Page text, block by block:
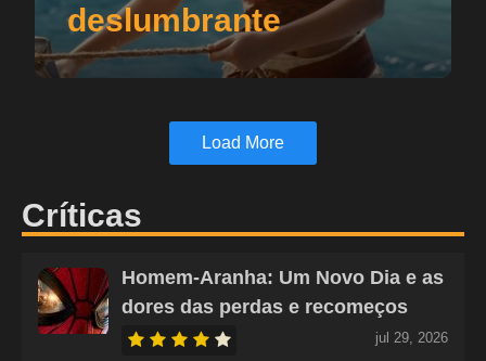
deslumbrante
Load More
Críticas
Homem-Aranha: Um Novo Dia e as
dores das perdas e recomeços
jul 29, 2026